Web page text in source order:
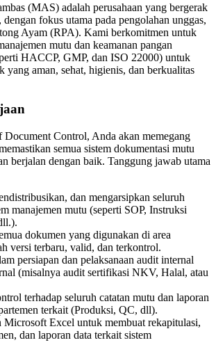
(MAS) adalah perusahaan yang bergerak
fokus utama pada pengolahan unggas,
Ayam (RPA). Kami berkomitmen untuk
mutu dan keamanan pangan
HACCP, GMP, dan ISO 22000) untuk
yang aman, sehat, higienis, dan berkualitas
Document Control, Anda akan memegang
semua sistem dokumentasi mutu
berjalan dengan baik. Tanggung jawab utama
dan mengarsipkan seluruh
manajemen mutu (seperti SOP, Instruksi
dokumen yang digunakan di area
versi terbaru, valid, dan terkontrol.
persiapan dan pelaksanaan audit internal
(misalnya audit sertifikasi NKV, Halal, atau
terhadap seluruh catatan mutu dan laporan
terkait (Produksi, QC, dll).
Microsoft Excel untuk membuat rekapitulasi,
dan laporan data terkait sistem